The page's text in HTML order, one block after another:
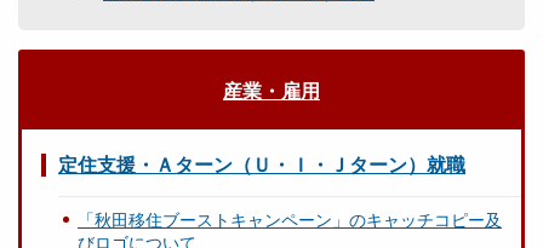
産業・雇用
定住支援・Ａターン（Ｕ・Ｉ・Ｊターン）就職
「秋田移住ブーストキャンペーン」のキャッチコピー及
びロゴについて